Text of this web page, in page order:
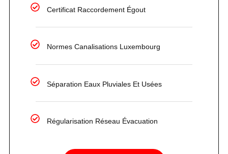
Certificat Raccordement Égout
Normes Canalisations Luxembourg
Séparation Eaux Pluviales Et Usées
Régularisation Réseau Évacuation